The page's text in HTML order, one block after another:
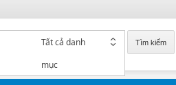
Tất cả danh
mục
Tìm kiếm